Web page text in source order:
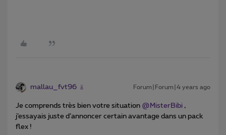
mallau_fvt96 Forum|Forum|4 years ago
Je comprends très bien votre situation @MisterBibi ,
j’essayais juste d’annoncer certain avantage dans un pack
flex !